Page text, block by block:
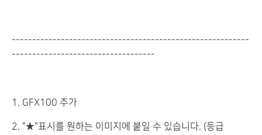
----------------------------------------------------------
-----------------------------------
1. GFX100 추가
2. "★"표시를 원하는 이미지에 붙일 수 있습니다. (등급